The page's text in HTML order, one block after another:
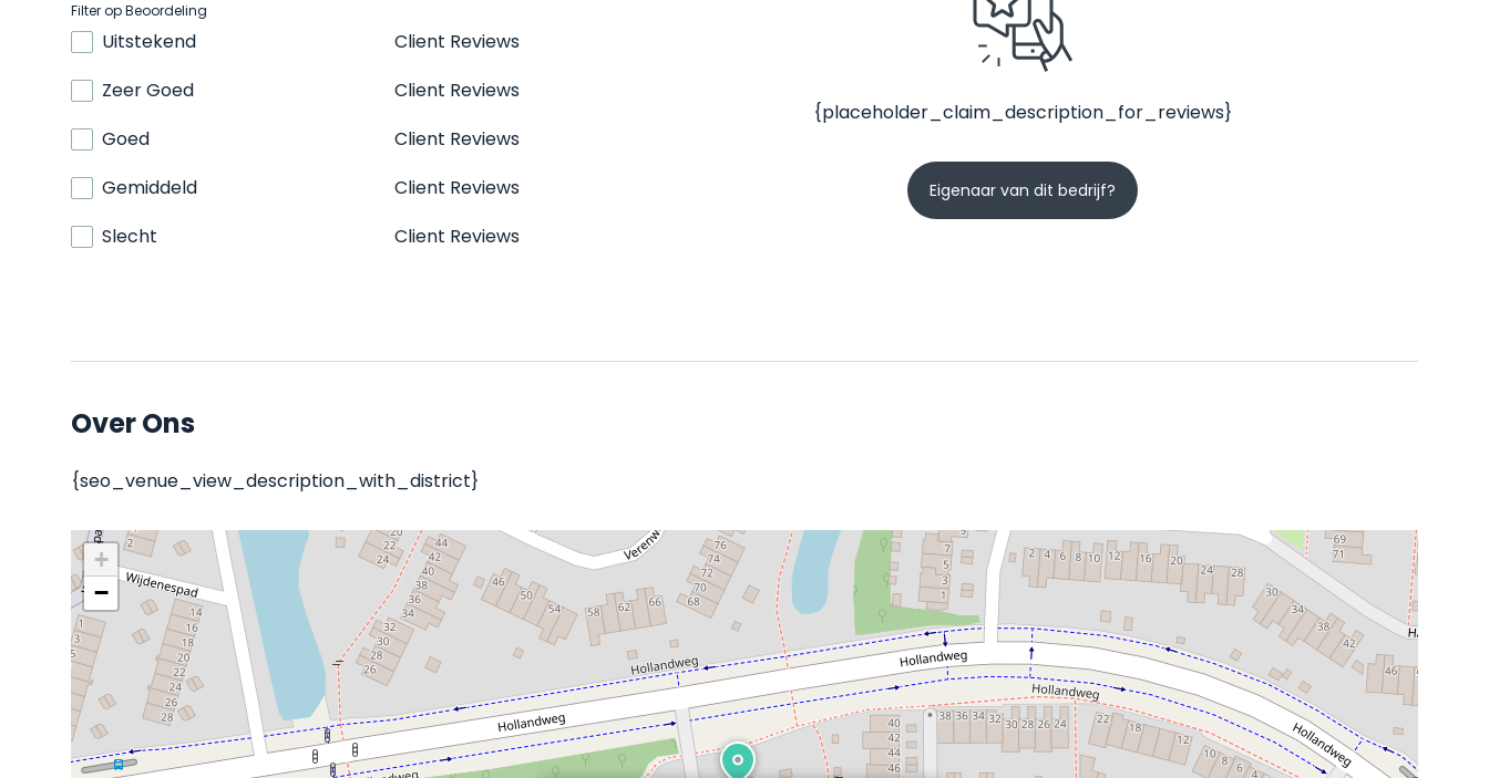
Filter op Beoordeling
Uitstekend
Client Reviews
Zeer Goed
Client Reviews
Goed
Client Reviews
Gemiddeld
Client Reviews
Slecht
Client Reviews
{placeholder_claim_description_for_reviews}
Eigenaar van dit bedrijf?
Over Ons
{seo_venue_view_description_with_district}
+
−